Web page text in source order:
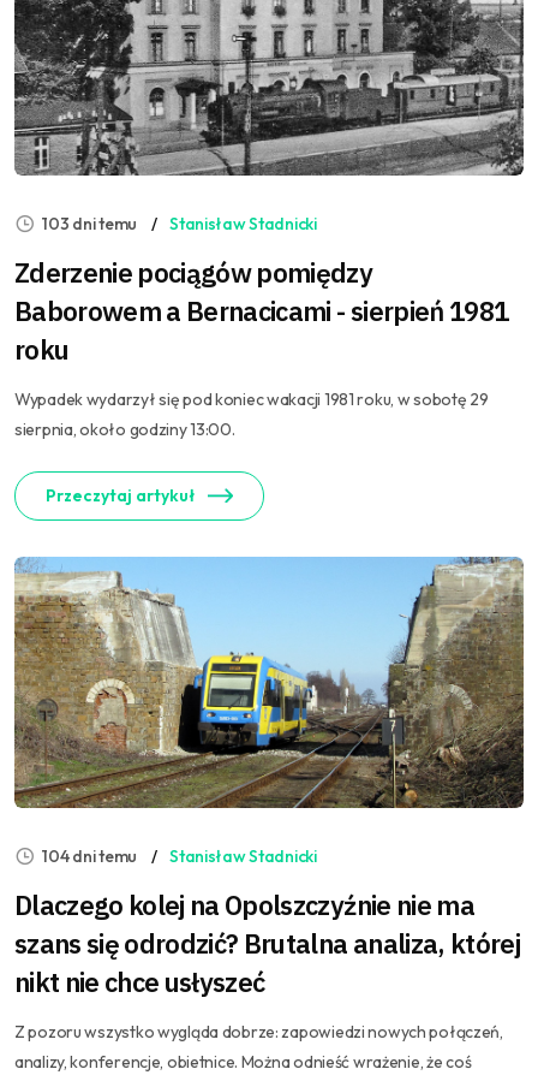
103 dni temu Stanisław Stadnicki
Zderzenie pociągów pomiędzy
Baborowem a Bernacicami - sierpień 1981
roku
Wypadek wydarzył się pod koniec wakacji 1981 roku, w sobotę 29
sierpnia, około godziny 13:00.
Przeczytaj artykuł
104 dni temu Stanisław Stadnicki
Dlaczego kolej na Opolszczyźnie nie ma
szans się odrodzić? Brutalna analiza, której
nikt nie chce usłyszeć
Z pozoru wszystko wygląda dobrze: zapowiedzi nowych połączeń,
analizy, konferencje, obietnice. Można odnieść wrażenie, że coś